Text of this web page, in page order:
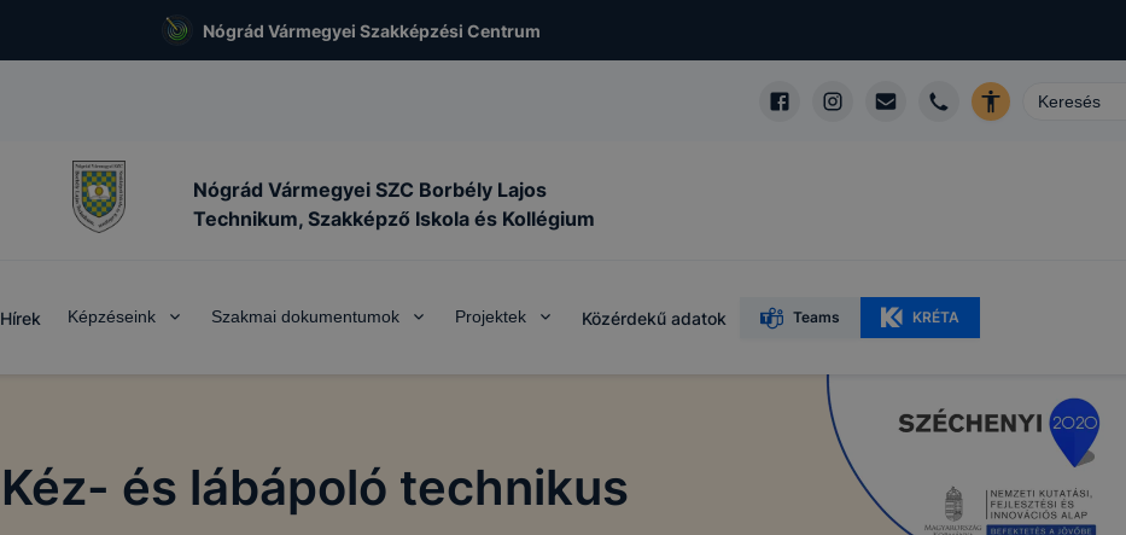
Nógrád Vármegyei Szakképzési Centrum
Nógrád Vármegyei SZC Borbély Lajos
Technikum, Szakképző Iskola és Kollégium
Hírek Képzéseink Szakmai dokumentumok Projektek Közérdekű adatok Teams KRÉTA
Kéz- és lábápoló technikus